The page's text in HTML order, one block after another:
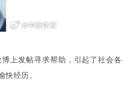
上发帖寻求帮助，引起了社会
快经历。